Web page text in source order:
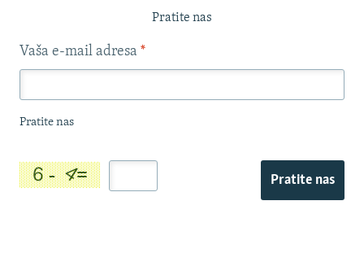
Pratite nas
Vaša e-mail adresa *
Pratite nas
Pratite nas